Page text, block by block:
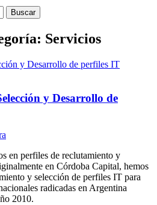
Servicios
y Desarrollo de
en perfiles de reclutamiento y
en Córdoba Capital, hemos
y selección de perfiles IT para
radicadas en Argentina
2010.